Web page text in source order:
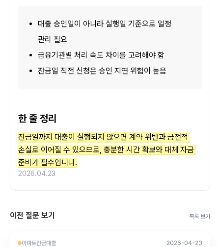
대출 승인일이 아니라 실행일 기준으로 일정
관리 필요
금융기관별 처리 속도 차이를 고려해야 함
잔금일 직전 신청은 승인 지연 위험이 높음
한 줄 정리
잔금일까지 대출이 실행되지 않으면 계약 위반과 금전적
손실로 이어질 수 있으므로, 충분한 시간 확보와 대체 자금
준비가 필수입니다.
2026.04.23
이전 질문 보기 목록 보기
아파트잔금대출 2026-04-23